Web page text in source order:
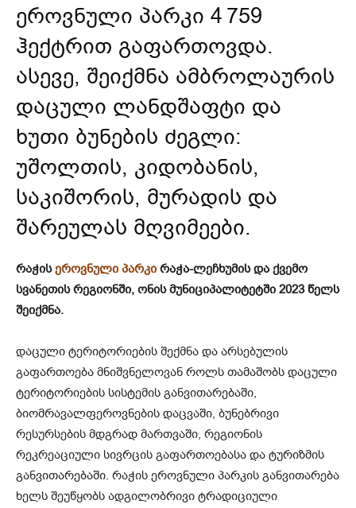
ეროვნული პარკი 4 759
ჰექტრით გაფართოვდა.
ასევე, შეიქმნა ამბროლაურის
დაცული ლანდშაფტი და
ხუთი ბუნების ძეგლი:
უშოლთის, კიდობანის,
საკიშორის, მურადის და
შარეულას მღვიმეები.
რაჭისეროვნული პარკი რაჭა-ლეჩხუმის და ქვემო
სვანეთის რეგიონში, ონის მუნიციპალიტეტში 2023 წელს
შეიქმნა.
დაცული ტერიტორიების შექმნა და არსებულის
გაფართოება მნიშვნელოვან როლს თამაშობს დაცული
ტერიტორიების სისტემის განვითარებაში,
ბიომრავალფეროვნების დაცვაში, ბუნებრივი
რესურსების მდგრად მართვაში, რეგიონის
რეკრეაციული სივრცის გაფართოებასა და ტურიზმის
განვითარებაში. რაჭის ეროვნული პარკის განვითარება
ხელს შეუწყობს ადგილობრივი ტრადიციული